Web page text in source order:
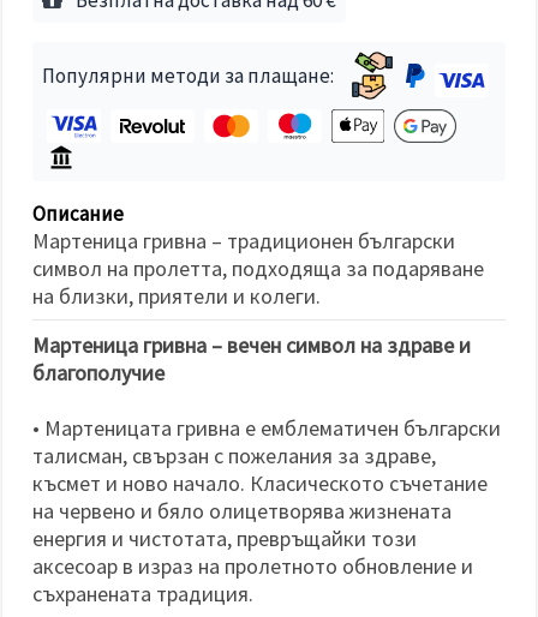
и кликнеш
"Запази"
всички
Настройки
на
бисквитките
Популярни методи за плащане:
Описание
Мартеница гривна – традиционен български
символ на пролетта, подходяща за подаряване
на близки, приятели и колеги.
Мартеница гривна – вечен символ на здраве и
благополучие
• Мартеницата гривна е емблематичен български
талисман, свързан с пожелания за здраве,
късмет и ново начало. Класическото съчетание
на червено и бяло олицетворява жизнената
енергия и чистотата, превръщайки този
аксесоар в израз на пролетното обновление и
съхранената традиция.